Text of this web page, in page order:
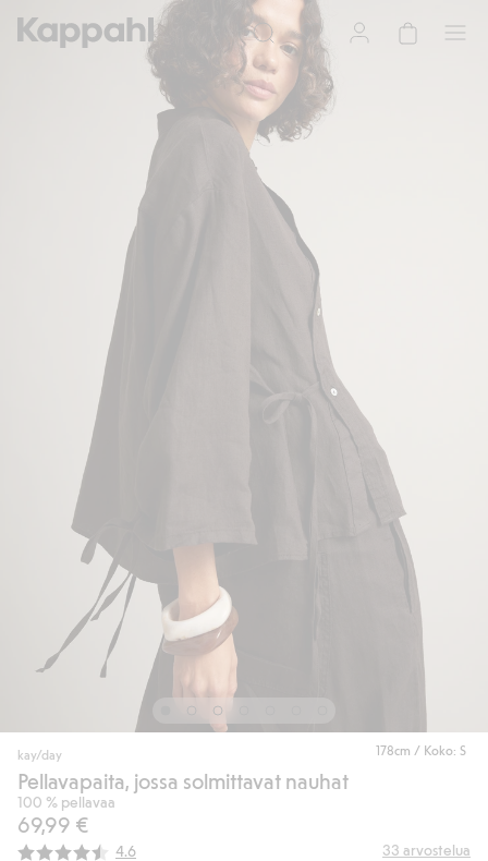
178cm / Koko: S
kay/day
Pellavapaita, jossa solmittavat nauhat
100 % pellavaa
69,99 €
Keskimääräinen luokitus:
4.6 33 arvostelua